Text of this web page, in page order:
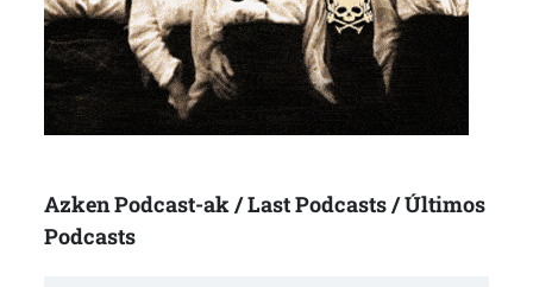
Azken Podcast-ak / Last Podcasts / Últimos
Podcasts